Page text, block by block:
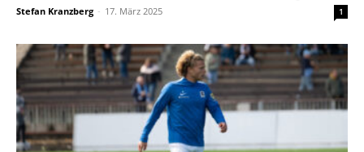
Stefan Kranzberg - 17. März 2025 1